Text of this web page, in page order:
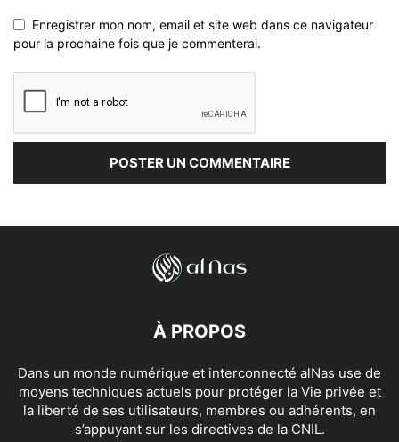
Enregistrer mon nom, email et site web dans ce navigateur
pour la prochaine fois que je commenterai.
À PROPOS
Dans un monde numérique et interconnecté alNas use de
moyens techniques actuels pour protéger la Vie privée et
la liberté de ses utilisateurs, membres ou adhérents, en
s’appuyant sur les directives de la CNIL.